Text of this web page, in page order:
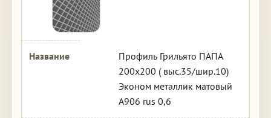
Профиль Грильято ПАПА
200х200 ( выс.35/шир.10)
Эконом металлик матовый
А906 rus 0,6